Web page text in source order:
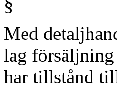
§
Med
lag
har tillstånd